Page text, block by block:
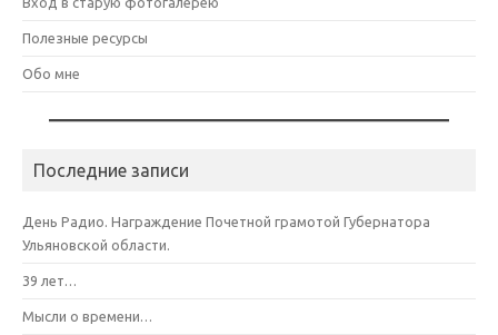
Полезные ресурсы
Обо мне
Последние записи
День Радио. Награждение Почетной грамотой Губернатора
Ульяновской области.
39 лет…
Мысли о времени…